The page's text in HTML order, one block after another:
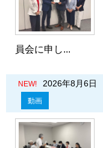
員会に申し...
NEW! 2026年8月6日
動画